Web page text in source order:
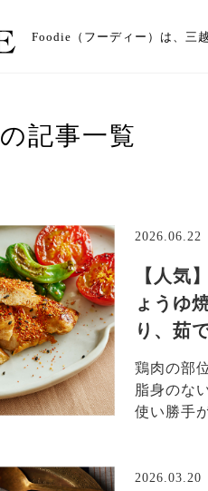
Foodie（フーディー）は、三
の記事一覧
2026.06.22
【人気
ょうゆ
り、茹
鶏肉の部
脂身のな
使い勝手
2026.03.20